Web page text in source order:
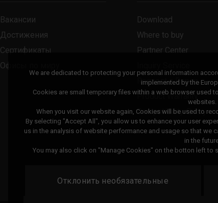
Вакансии
Достижения
Сертификаты
Офисы по миру
Download
Where to buy
Partner Center
Request a Repair
Product Warranty
Compatibility Query
We are dedicated to protecting your personal information
implemented by the
Cookies are small temporary files within a web browser used
websites.
When you visit our website again, Cookies will be used to
By selecting "Accept All", you allow us to enhance your user
us in the analysis of website performance and usage so that we
in the
You may also click on "Manage Cookies" on the botton left to
Отклонить необязательные